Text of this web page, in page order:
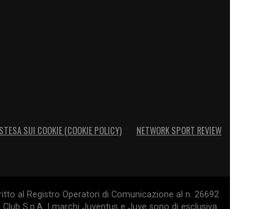
SUI COOKIE (COOKIE POLICY) NETWORK SPORT REVIEW
al Registro Operatori di Comunicazione al n. 26692